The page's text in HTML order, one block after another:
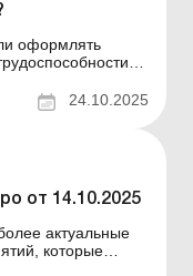
оформлять
на
24.10.2025
от 14.10.2025
актуальные
которые